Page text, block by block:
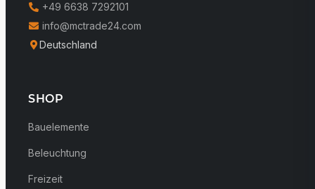
+49 6638 7292101
info@mctrade24.com
Deutschland
SHOP
Bauelemente
Beleuchtung
Freizeit